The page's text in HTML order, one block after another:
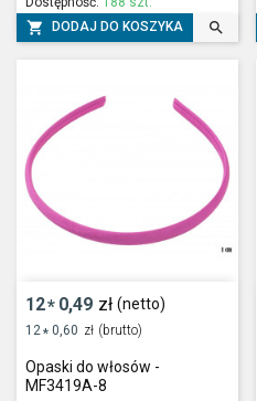
 DODAJ DO KOSZYKA 
12* 0,49 zł (netto)
12* 0,60 zł (brutto)
Opaski do włosów -
MF3419A-8